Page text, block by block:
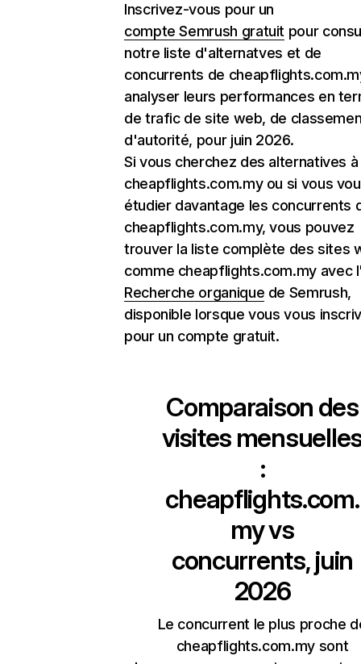
Inscrivez-vous pour un
compte Semrush gratuit pour
notre liste d'alternatves et de
concurrents de
analyser leurs performances en
de trafic de site web, de
d'autorité, pour juin 2026.
Si vous cherchez des alternatives à
cheapflights.com.my ou si vous
étudier davantage les concurrents
cheapflights.com.my, vous pouvez
trouver la liste complète des sites
comme cheapflights.com.my avec
Recherche organique de Semrush,
disponible lorsque vous vous
pour un compte gratuit.
Comparaison des
visites
:
cheapflights.com.
myvs
concurrents, juin
2026
Le concurrent le plus proche
cheapflights.com.my sont